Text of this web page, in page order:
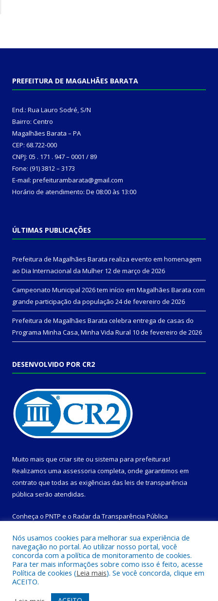
PREFEITURA DE MAGALHÃES BARATA
End.: Rua Lauro Sodré, S/N
Bairro: Centro
Magalhães Barata – PA
CEP: 68.722-000
CNPJ: 05 . 171 . 947 – 0001 / 89
Fone: (91) 3812 – 3173
E-mail: prefeiturambarata@gmail.com
Horário de atendimento: De 08:00 às 13:00
ÚLTIMAS PUBLICAÇÕES
Prefeitura de Magalhães Barata realiza evento em homenagem
ao Dia Internacional da Mulher 12 de março de 2026
Campeonato Municipal 2026 tem início em Magalhães Barata com
grande participação da população 24 de fevereiro de 2026
Prefeitura de Magalhães Barata celebra entrega de casas do
Programa Minha Casa, Minha Vida Rural 10 de fevereiro de 2026
DESENVOLVIDO POR CR2
Muito mais que criar site ou sistema para prefeituras!
Realizamos uma assessoria completa, onde garantimos em
contrato que todas as exigências das leis de transparência
pública serão atendidas.
Conheça o PNTP e o Radar da Transparência Pública
Todos os direitos reservados a Prefeitura Municipal de
Magalhães Barata.
Nós usamos cookies para melhorar sua experiência de
navegação no portal. Ao utilizar nosso portal, você
concorda com a política de monitoramento de cookies.
Para ter mais informações sobre como isso é feito, acesse
Política de cookies (Leia mais). Se você concorda, clique em
ACEITO.